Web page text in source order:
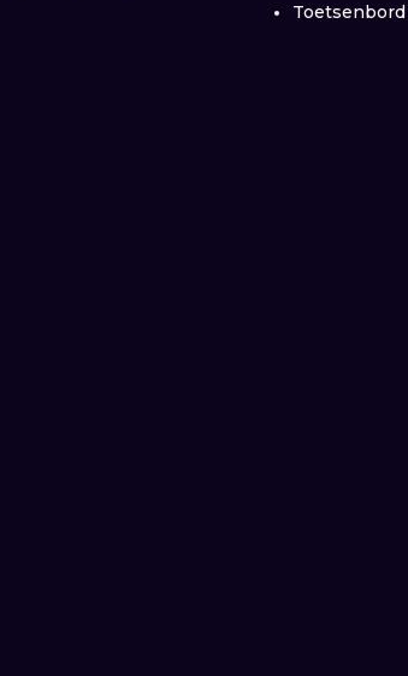
Toetsenbord